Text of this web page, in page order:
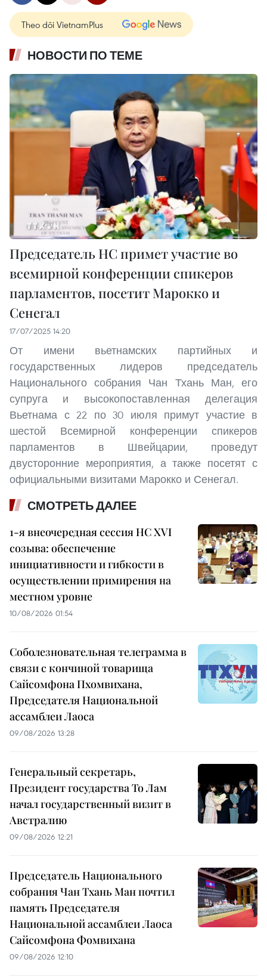
Theo dõi VietnamPlus
НОВОСТИ ПО ТЕМЕ
Председатель НС примет участие во
всемирной конференции спикеров
парламентов, посетит Марокко и
Сенегал
17/07/2025 14:20
От имени вьетнамских партийных и
государственных лидеров председатель
Национального собрания Чан Тхань Ман, его
супруга и высокопоставленная делегация
Вьетнама с 22 по 30 июля примут участие в
шестой Всемирной конференции спикеров
парламентов в Швейцарии, проведут
двусторонние мероприятия, а также посетят с
официальными визитами Марокко и Сенегал.
СМОТРЕТЬ ДАЛЕЕ
1-я внеочередная сессия НС XVI
созыва: обеспечение
инициативности и гибкости в
осуществлении примирения на
местном уровне
10/08/2026 01:54
Соболезновательная телеграмма в
связи с кончиной товарища
Сайсомфона Пхомвихана,
Председателя Национальной
ассамблеи Лаоса
09/08/2026 13:28
Генеральный секретарь,
Президент государства То Лам
начал государственный визит в
Австралию
09/08/2026 12:21
Председатель Национального
собрания Чан Тхань Ман почтил
память Председателя
Национальной ассамблеи Лаоса
Сайсомфона Фомвихана
09/08/2026 12:10